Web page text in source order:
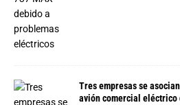
Tres empresas se
avión comercial eléctrico